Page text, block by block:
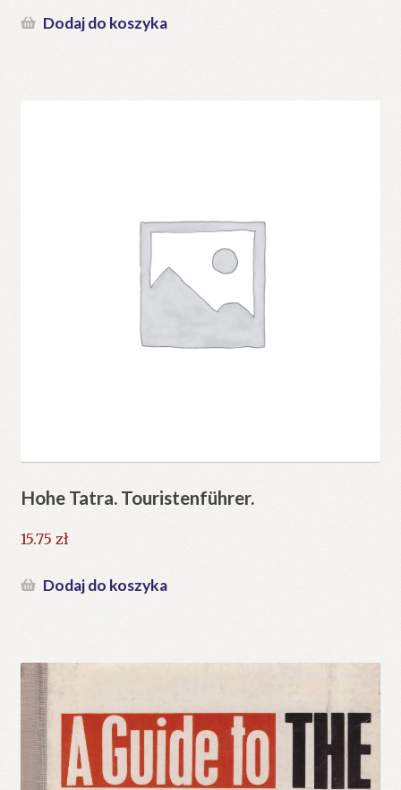
Dodaj do koszyka
Hohe Tatra. Touristenführer.
15.75 zł
Dodaj do koszyka